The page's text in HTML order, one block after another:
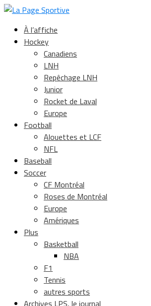
À l’affiche
Hockey
Canadiens
LNH
Repêchage LNH
Junior
Rocket de Laval
Europe
Football
Alouettes et LCF
NFL
Baseball
Soccer
CF Montréal
Roses de Montréal
Europe
Amériques
Plus
Basketball
NBA
F1
Tennis
autres sports
Archives LPS, le journal